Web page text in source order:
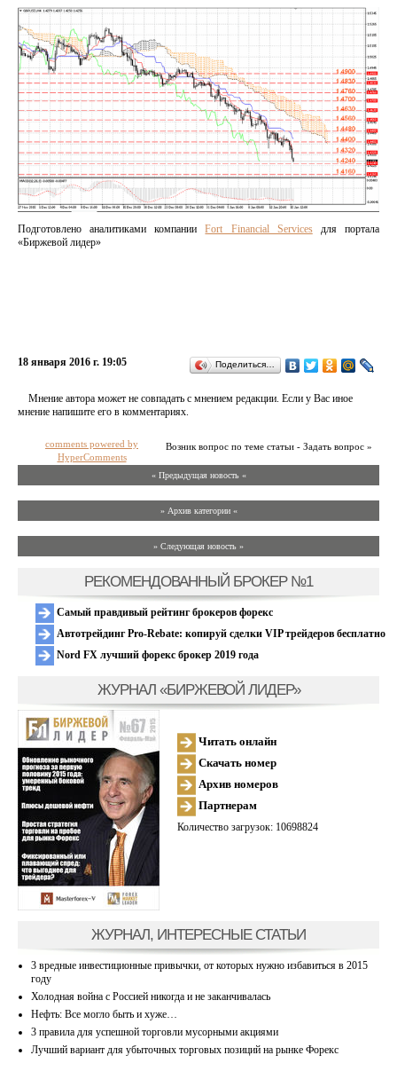
Подготовлено аналитиками компанииFort Financial Servicesдля портала
«Биржевой лидер»
18 января 2016 г. 19:05 Поделиться…
Мнение автора может не совпадать с мнением редакции. Если у Вас иное
мнение напишите его в комментариях.
Возник вопрос по теме статьи - Задать вопрос »
comments powered by
HyperComments
« Предыдущая новость «
» Архив категории «
» Следующая новость »
РЕКОМЕНДОВАННЫЙ БРОКЕР №1
Самый правдивый рейтинг брокеров форекс
Автотрейдинг Pro-Rebate: копируй сделки VIP трейдеров бесплатно
Nord FX лучший форекс брокер 2019 года
ЖУРНАЛ «БИРЖЕВОЙ ЛИДЕР»
Читать онлайн
Скачать номер
Архив номеров
Партнерам
Количество загрузок: 10698824
ЖУРНАЛ, ИНТЕРЕСНЫЕ СТАТЬИ
3 вредные инвестиционные привычки, от которых нужно избавиться в 2015
году
Холодная война с Россией никогда и не заканчивалась
Нефть: Все могло быть и хуже…
3 правила для успешной торговли мусорными акциями
Лучший вариант для убыточных торговых позиций на рынке Форекс